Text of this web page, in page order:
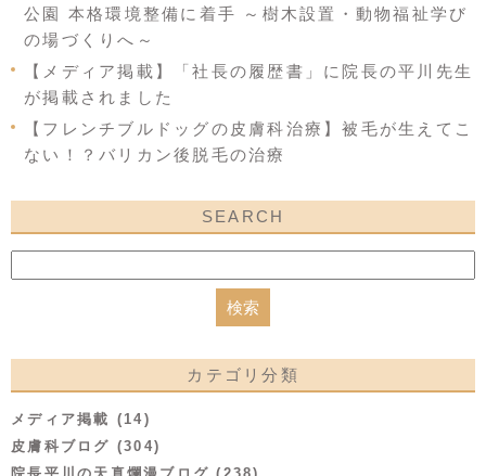
公園 本格環境整備に着手 ～樹木設置・動物福祉学び
の場づくりへ～
【メディア掲載】「社長の履歴書」に院長の平川先生
が掲載されました
【フレンチブルドッグの皮膚科治療】被毛が生えてこ
ない！？バリカン後脱毛の治療
SEARCH
カテゴリ分類
メディア掲載 (14)
皮膚科ブログ (304)